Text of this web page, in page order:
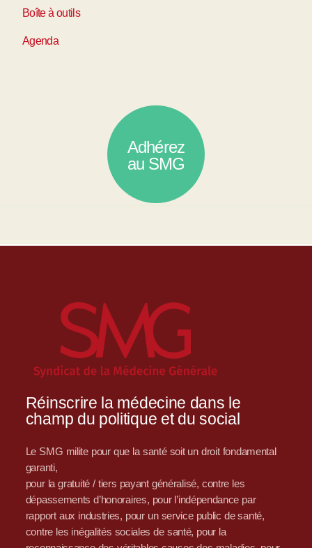
Boîte à outils
Agenda
Adhérez
au SMG
Réinscrire la médecine dans le
champ du politique et du social
Le SMG milite pour que la santé soit un droit fondamental
garanti,
pour la gratuité / tiers payant généralisé, contre les
dépassements d’honoraires, pour l’indépendance par
rapport aux industries, pour un service public de santé,
contre les inégalités sociales de santé, pour la